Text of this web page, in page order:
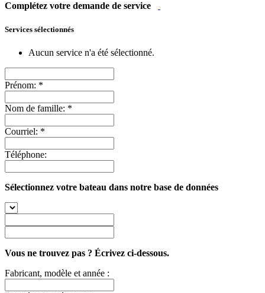
Complétez votre demande de service
Services sélectionnés
Aucun service n'a été sélectionné.
Prénom: *
Nom de famille: *
Courriel: *
Téléphone:
Sélectionnez votre bateau dans notre base de données
Vous ne trouvez pas ? Écrivez ci-dessous.
Fabricant, modèle et année :